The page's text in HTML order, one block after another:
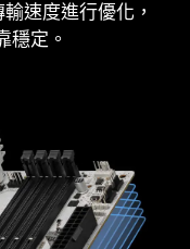
速度進行優化，
穩定。